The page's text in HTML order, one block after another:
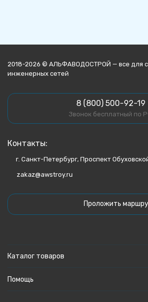
2018-2026 © АЛЬФАВОДОСТРОЙ — все для
инженерных сетей
8 (800) 500-92-19
Звонок бесплатный по
Контакты:
г. Санкт-Петербург, Проспект
zakaz@awstroy.ru
Проложить
Каталог товаров
Помощь